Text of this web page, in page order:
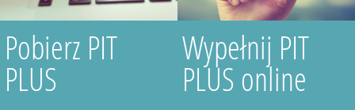
Pobierz PIT
PLUS
Wypełnij PIT
PLUS online